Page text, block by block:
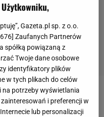
gry na mączce Iga
Trawę, która nawet w
Gazeta.pl sp. z o.o.
676] Zaufanych Partnerów
spółką powiązaną z
Twoje dane osobowe
identyfikatory plików
w tych plikach do celów
na potrzeby wyświetlania
i preferencji w
lub personalizacji